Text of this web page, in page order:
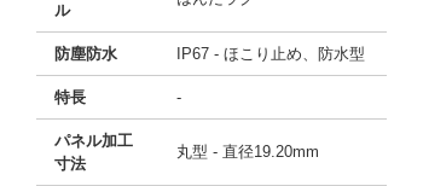
ル
防塵防水 IP67 - ほこり止め、防水型
特長 -
パネル加工
寸法
丸型 - 直径19.20mm